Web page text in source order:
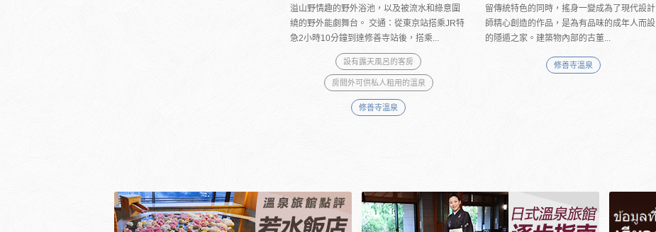
溢山野情趣的野外浴池，以及被流水和綠意圍
繞的野外能劇舞台。 交通：從東京站搭乘JR特
急2小時10分鐘到達修善寺站後，搭乘...
設有露天風呂的客房
房間外可供私人租用的溫泉
修善寺溫泉
留傳統特色的同時，搖身一變成為了現代設計
師精心創造的作品，是為有品味的成年人而設
的隱遁之家。建築物內部的古董...
修善寺溫泉